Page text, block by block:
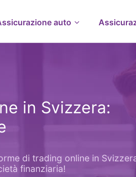
auto
in Svizzera:
di trading online in
finanziaria!